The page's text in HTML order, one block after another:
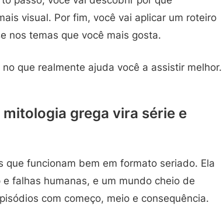
visual. Por fim, você vai aplicar um roteiro
nos temas que você mais gosta.
que realmente ajuda você a assistir melhor.
grega vira série e
funcionam bem em formato seriado. Ela
falhas humanas, e um mundo cheio de
com começo, meio e consequência.